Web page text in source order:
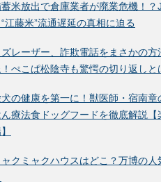
米放出で倉庫業者が廃業危機！？
“江藤米”流通遅延の真相に迫る
ズレーザー、詐欺電話をまさかの方
ぺこぱ松陰寺も驚愕の切り返しと
の健康を第一に！獣医師・宿南章
ん療法食ドッグフードを徹底解説【
ャクミャクハウスはどこ？万博の人